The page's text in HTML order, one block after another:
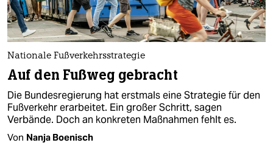
Nationale Fußverkehrsstrategie
Auf den Fußweg gebracht
Die Bundesregierung hat erstmals eine Strategie für den
Fußverkehr erarbeitet. Ein großer Schritt, sagen
Verbände. Doch an konkreten Maßnahmen fehlt es.
Von Nanja Boenisch